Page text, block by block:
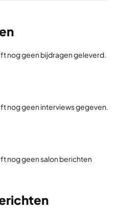
nog geen bijdragen geleverd.
nog geen interviews gegeven.
nog geen salon berichten